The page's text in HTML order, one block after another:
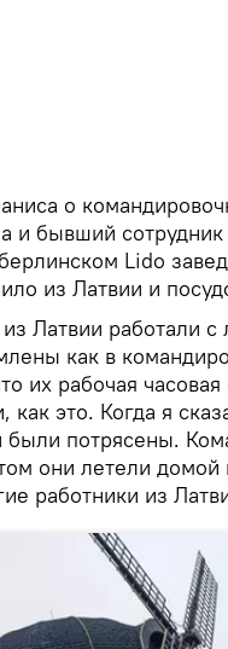
о
и бывший
Lido
из Латвии и
Латвии работали
как в
их рабочая
как это. Когда я
были потрясены.
они летели
работники из